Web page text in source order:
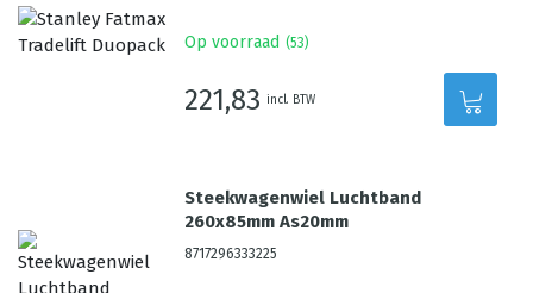
Op voorraad (53)
221,83 incl. BTW
Steekwagenwiel Luchtband
260x85mm As20mm
8717296333225